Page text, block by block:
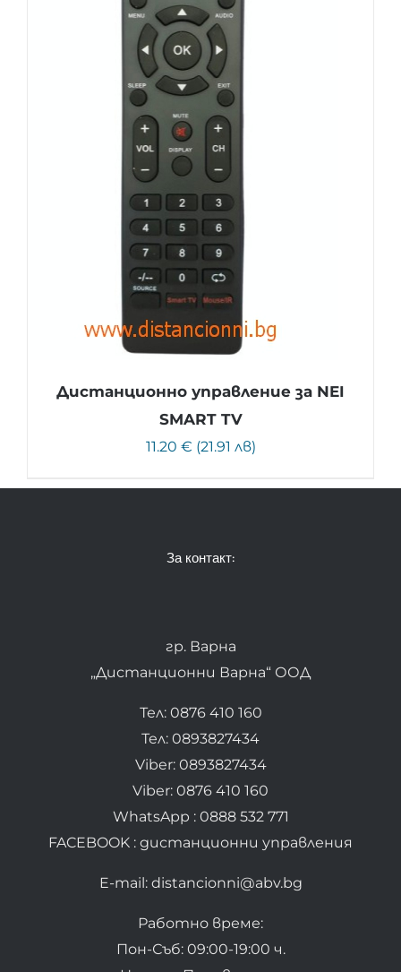
Дистанционно управление за NEI
SMART TV
11.20 € (21.91 лв)
За контакт:
гр. Варна
„Дистанционни Варна“ ООД
Тел: 0876 410 160
Тел: 0893827434
Viber: 0893827434
Viber: 0876 410 160
WhatsApp : 0888 532 771
FACEBOOK : дистанционни управления
E-mail: distancionni@abv.bg
Работно време:
Пон-Съб: 09:00-19:00 ч.